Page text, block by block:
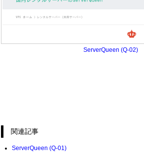
ServerQueen (Q-02)
関連記事
ServerQueen (Q-01)